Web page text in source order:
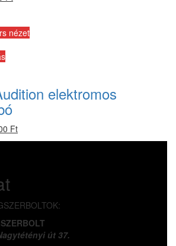
nézet
elektromos
Ft
út 37.